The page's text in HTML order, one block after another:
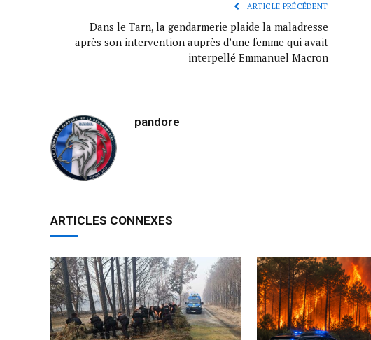
ARTICLE PRÉCÉDENT
Dans le Tarn, la gendarmerie plaide la maladresse
après son intervention auprès d’une femme qui avait
interpellé Emmanuel Macron
pandore
ARTICLES CONNEXES